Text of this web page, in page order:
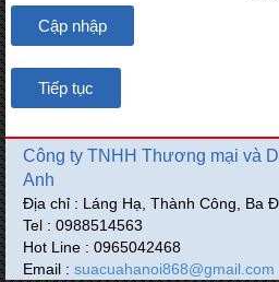
Cập nhập
Tiếp tục
Công ty TNHH Thương mại và
Anh
Địa chỉ : Láng Hạ, Thành Công, Ba
Tel : 0988514563
Hot Line : 0965042468
Email : suacuahanoi868@gmail.com